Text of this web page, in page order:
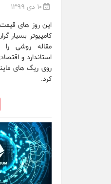
10 دی 1399
این روز های قیمت
کامپیوتر بسیار
مقاله روشی را
استاندارد و
روی ریگ های
کرد.